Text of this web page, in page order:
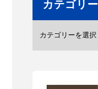
カテゴリー